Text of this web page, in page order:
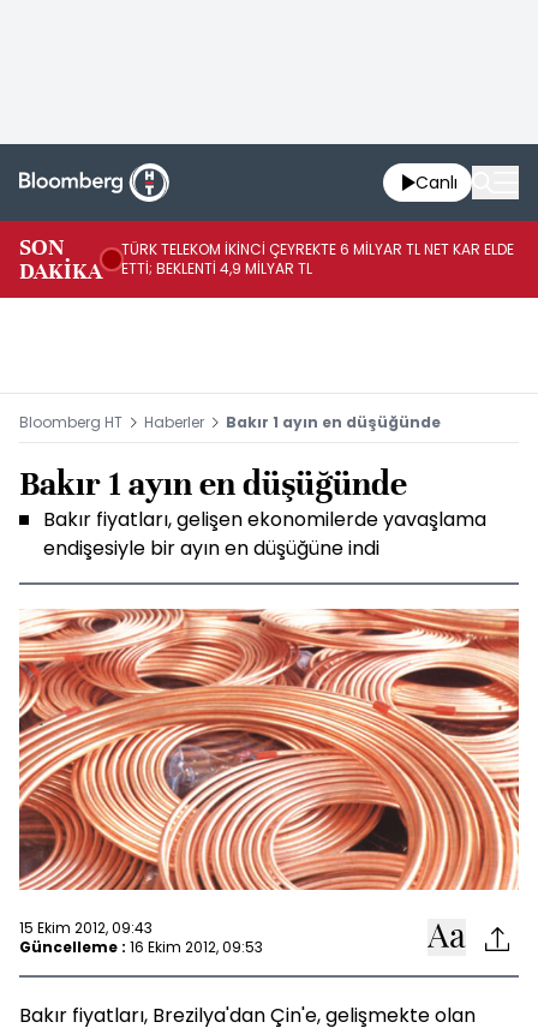
Canlı
SON
DAKİKA
TÜRK TELEKOM İKİNCİ ÇEYREKTE 6 MİLYAR TL NET KAR ELDE
ETTİ; BEKLENTİ 4,9 MİLYAR TL
Bloomberg HT Haberler Bakır 1 ayın en düşüğünde
Bakır 1 ayın en düşüğünde
Bakır fiyatları, gelişen ekonomilerde yavaşlama
endişesiyle bir ayın en düşüğüne indi
15 Ekim 2012, 09:43
Güncelleme : 16 Ekim 2012, 09:53
Bakır fiyatları, Brezilya'dan Çin'e, gelişmekte olan